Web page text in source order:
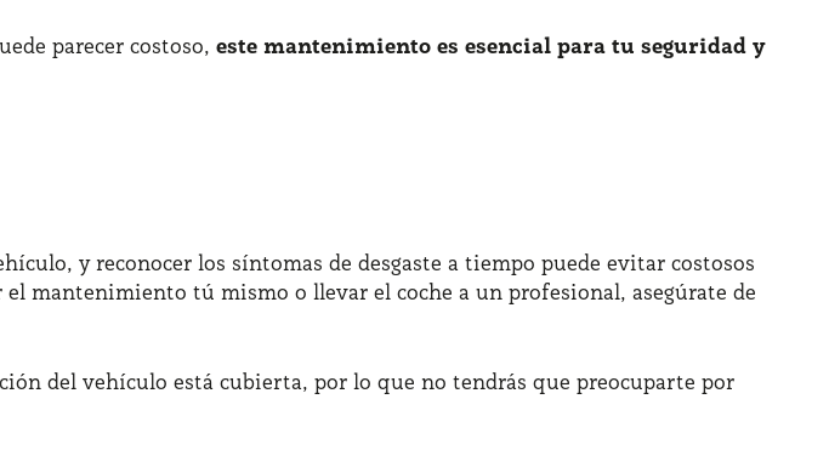
parecer costoso, este mantenimiento es esencial para tu seguridad y
y reconocer los síntomas de desgaste a tiempo puede evitar costosos
mantenimiento tú mismo o llevar el coche a un profesional, asegúrate de
del vehículo está cubierta, por lo que no tendrás que preocuparte por